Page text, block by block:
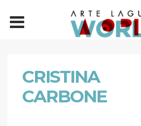
CRISTINA
CARBONE